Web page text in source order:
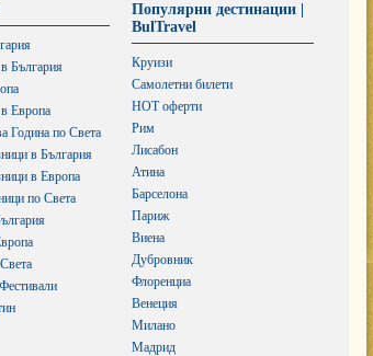
България
Европа
Година по Света
в България
в Европа
по Света
Популярни дестинации |
BulTravel
Круизи
Самолетни билети
HOT оферти
Рим
Лисабон
Атина
Барселона
Париж
Виена
Дубровник
Флоренциа
Венеция
Милано
Мадрид